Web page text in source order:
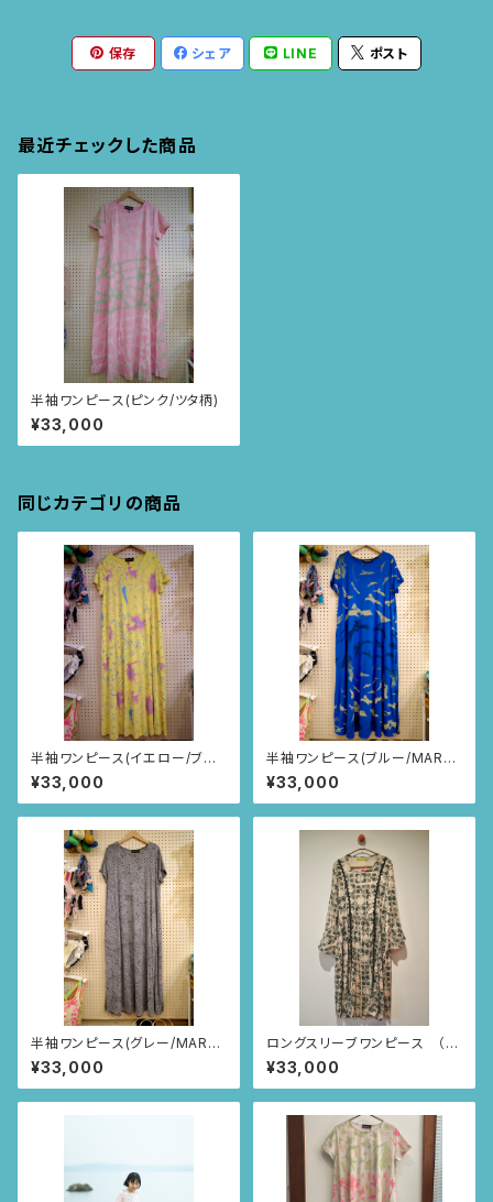
保存 シェア LINE ポスト
最近チェックした商品
半袖ワンピース(ピンク/ツタ柄)
¥33,000
同じカテゴリの商品
半袖ワンピース(イエロー/ブラ
ジルのお花柄)
¥33,000
半袖ワンピース(ブルー/MAR
柄)
¥33,000
半袖ワンピース(グレー/MAR
柄)
¥33,000
ロングスリーブワンピース （ピ
ンクベージュ/スクエアニャンド
ゥティ柄）
¥33,000